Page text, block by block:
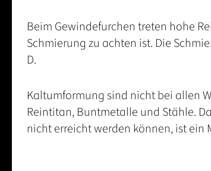
Beim Gewindefurchen treten hohe
Schmierung zu achten ist. Die
D.
Kaltumformung sind nicht bei allen
Reintitan, Buntmetalle und Stähle.
nicht erreicht werden können, ist